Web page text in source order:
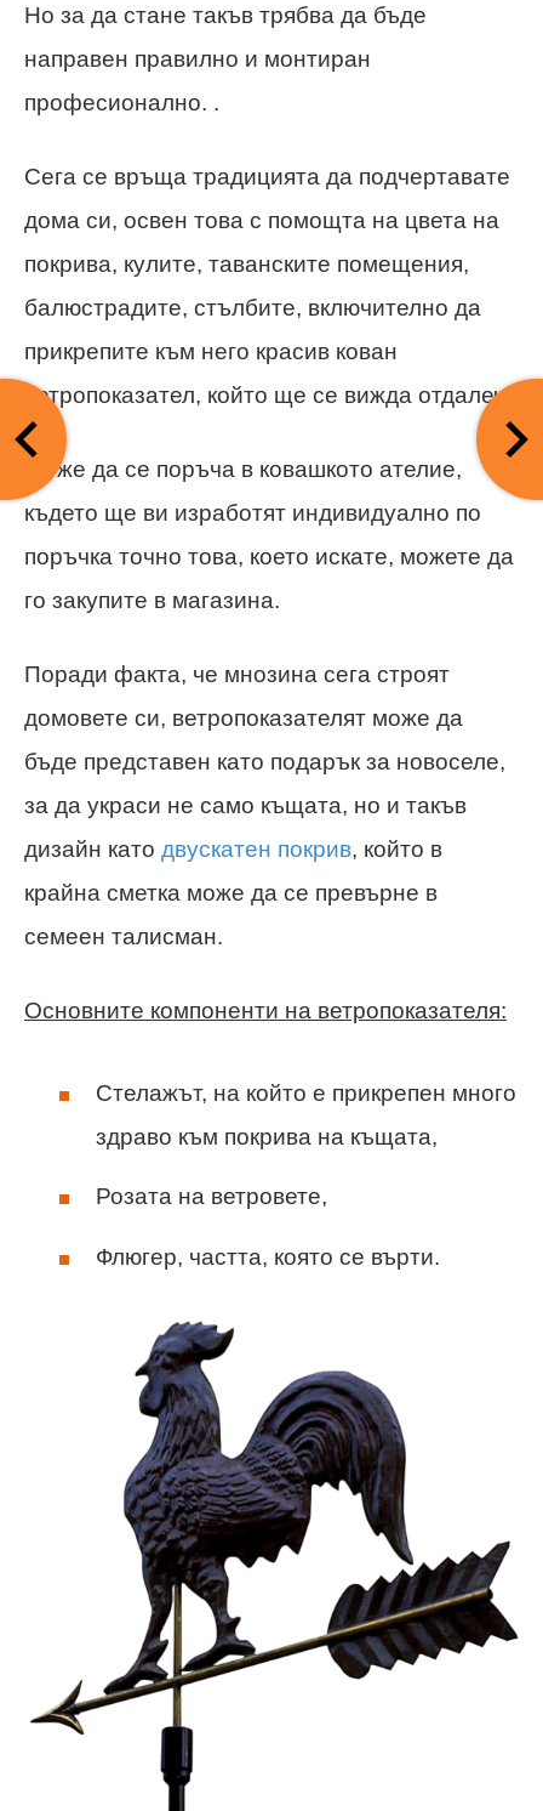
Но за да стане такъв трябва да бъде
направен правилно и монтиран
професионално. .
Сега се връща традицията да подчертавате
дома си, освен това с помощта на цвета на
покрива, кулите, таванските помещения,
балюстрадите, стълбите, включително да
прикрепите към него красив кован
ветропоказател, който ще се вижда отдалеч.
Може да се поръча в ковашкото ателие,
където ще ви изработят индивидуално по
поръчка точно това, което искате, можете да
го закупите в магазина.
Поради факта, че мнозина сега строят
домовете си, ветропоказателят може да
бъде представен като подарък за новоселе,
за да украси не само къщата, но и такъв
дизайн като двускатен покрив, който в
крайна сметка може да се превърне в
семеен талисман.
Основните компоненти на ветропоказателя:
Стелажът, на който е прикрепен много
здраво към покрива на къщата,
Розата на ветровете,
Флюгер, частта, която се върти.